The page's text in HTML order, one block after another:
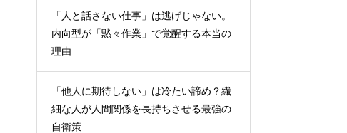
「人と話さない仕事」は逃げじゃない。
内向型が「黙々作業」で覚醒する本当の
理由
「他人に期待しない」は冷たい諦め？繊
細な人が人間関係を長持ちさせる最強の
自衛策